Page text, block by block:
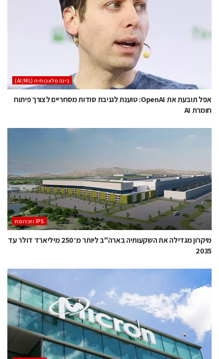
בינה מלאכותית (AI/ML)
אפל תובעת את OpenAI: טוענת לגניבת סודות מסחריים לצורך פיתוח
חומרת AI
מיקרון מגדילה את השקעותיה בארה"ב ליותר מ־250 מיליארד דולר עד
2035